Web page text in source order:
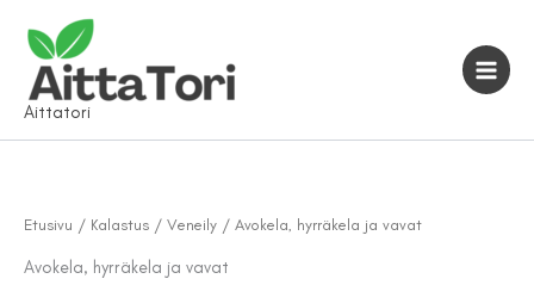
sisältöön
Aittatori
Etusivu / Kalastus / Veneily / Avokela, hyrräkela ja vavat
Avokela, hyrräkela ja vavat